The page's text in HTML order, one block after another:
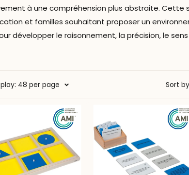
à une compréhension plus abstraite. Cette
et familles souhaitant proposer un
développer le raisonnement, la précision, le
48 per page Sort